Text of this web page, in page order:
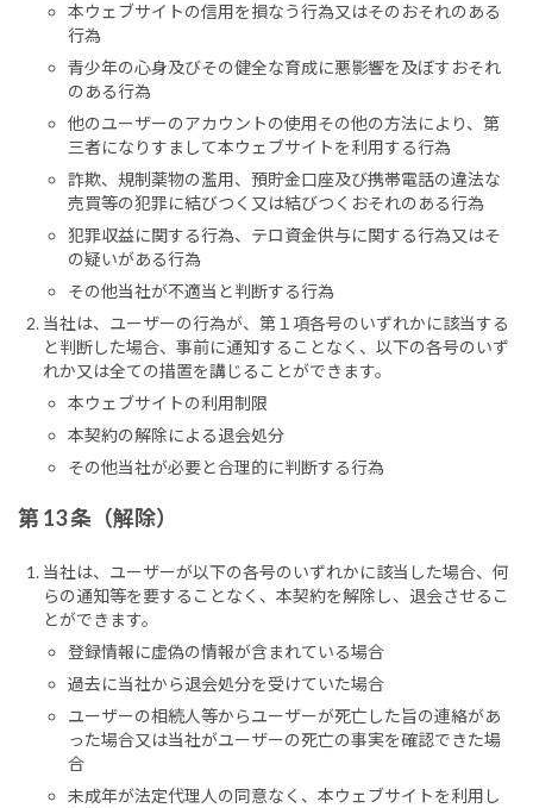
本ウェブサイトの信用を損なう行為又はそのおそれのある
行為
青少年の心身及びその健全な育成に悪影響を及ぼすおそれ
のある行為
他のユーザーのアカウントの使用その他の方法により、第
三者になりすまして本ウェブサイトを利用する行為
詐欺、規制薬物の濫用、預貯金口座及び携帯電話の違法な
売買等の犯罪に結びつく又は結びつくおそれのある行為
犯罪収益に関する行為、テロ資金供与に関する行為又はそ
の疑いがある行為
その他当社が不適当と判断する行為
当社は、ユーザーの行為が、第１項各号のいずれかに該当する
と判断した場合、事前に通知することなく、以下の各号のいず
れか又は全ての措置を講じることができます。
本ウェブサイトの利用制限
本契約の解除による退会処分
その他当社が必要と合理的に判断する行為
第 13 条（解除）
当社は、ユーザーが以下の各号のいずれかに該当した場合、何
らの通知等を要することなく、本契約を解除し、退会させるこ
とができます。
登録情報に虚偽の情報が含まれている場合
過去に当社から退会処分を受けていた場合
ユーザーの相続人等からユーザーが死亡した旨の連絡があ
った場合又は当社がユーザーの死亡の事実を確認できた場
合
未成年が法定代理人の同意なく、本ウェブサイトを利用し